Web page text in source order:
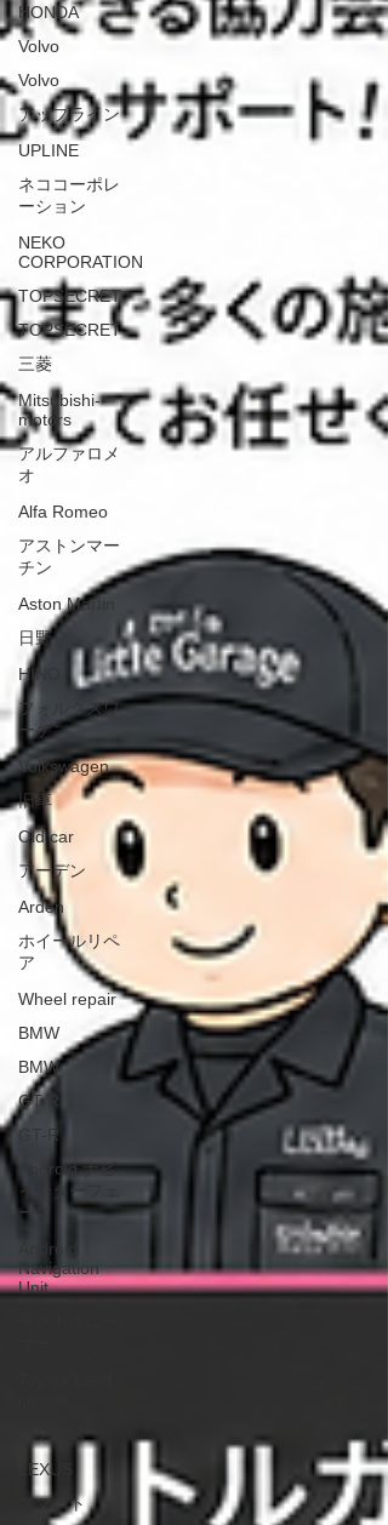
HONDA
Volvo
Volvo
アップライン
UPLINE
ネココーポレ
ーション
NEKO
CORPORATION
TOPSECRET
TOPSECRET
三菱
Mitsubishi-
motors
アルファロメ
オ
Alfa Romeo
アストンマー
チン
Aston Martin
日野
HINO
フォルクスワ
ーゲン
Volkswagen
旧車
Old car
アーデン
Arden
ホイールリペ
ア
Wheel repair
BMW
BMW
GT-R
GT-R
Android ナビ
インターフェ
ース
Android
Navigation
Unit
レクサス
LEXUS
スマート